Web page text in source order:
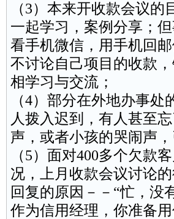
（3）本来开收款会议
一起学习，案例分享；
看手机微信，用手机回
不讨论自己项目的收款
相学习与交流；
（4）部分在外地办事
人拨入迟到，有人甚至
声，或者小孩的哭闹声
（5）面对400多个欠款
况，上月收款会议讨论
回复的原因－－“忙，没
作为信用经理，你准备